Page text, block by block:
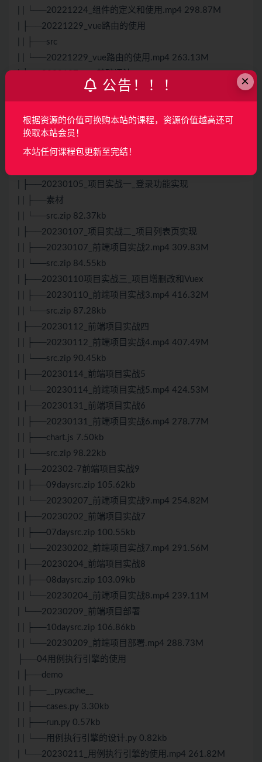
| | └──20221224_组件的定义和使用.mp4 298.87M
| ├──20221229_vue路由的使用
| | ├──src
| | └──20221229_vue路由的使用.mp4 263.13M
| | ├──day06_vue的基本语法
| | └──验证码识别5.mp4 334.76M
| └──20230103_前后端数据交互
| | └──20230103_前后端数据交互.mp4 299.50M
| ├──20230105_项目实战一_登录功能实现
| | ├──素材
| | └──src.zip 82.37kb
| ├──20230107_项目实战二_项目列表页实现
| | ├──20230107_前端项目实战2.mp4 309.83M
| | └──src.zip 84.55kb
| ├──20230110项目实战三_项目增删改和 Vuex
| | ├──20230110_前端项目实战3.mp4 416.32M
| | └──src.zip 87.28kb
| ├──20230112_前端项目实战四
| | ├──20230112_前端项目实战4.mp4 407.49M
| | └──src.zip 90.45kb
| ├──20230114_前端项目实战5
| | └──20230114_前端项目实战5.mp4 424.53M
| ├──20230131_前端项目实战6
| | ├──20230131_前端项目实战6.mp4 278.77M
| | ├──chart.js 7.50kb
| | └──src.zip 98.22kb
| ├──202302-7前端项目实战9
| | ├──09daysrc.zip 105.62kb
| | └──20230207_前端项目实战9.mp4 254.82M
| ├──20230202_前端项目实战7
| | ├──07daysrc.zip 100.55kb
| | └──20230202_前端项目实战7.mp4 291.56M
| ├──20230204_前端项目实战8
| | ├──08daysrc.zip 103.09kb
| | └──20230204_前端项目实战8.mp4 239.11M
| └──20230209_前端项目部署
| | ├──10daysrc.zip 106.86kb
| | └──20230209_前端项目部署.mp4 288.73M
├──04用例执行引擎的使用
| ├──demo
| | ├──__pycache__
| | ├──cases.py 3.30kb
| | ├──run.py 0.57kb
| | └──用例执行引擎的设计.py 0.82kb
| └──20230211_用例执行引擎的使用.mp4 261.82M
×
公告！！！
根据资源的价值可换购本站的课程，资源价值越高还可
换取本站会员！
本站任何课程包更新至完结！